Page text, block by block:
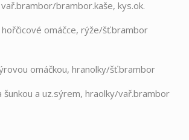
brambor.kaše, kys.ok.
omáčce, rýže/šť.brambor
omáčkou, hranolky/šť.brambor
šunkou a uz.sýrem, hraolky/vař.brambor